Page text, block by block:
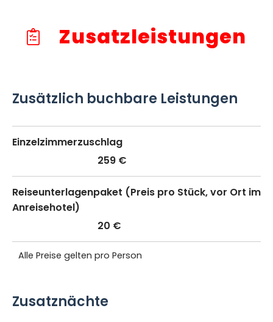
Zusatzleistungen
Zusätzlich buchbare Leistungen
Einzelzimmerzuschlag
259 €
Reiseunterlagenpaket (Preis pro Stück, vor Ort im
Anreisehotel)
20 €
Alle Preise gelten pro Person
Zusatznächte